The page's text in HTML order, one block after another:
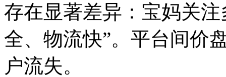
存在显著差异：宝妈关
全、物流快”。平台间价
户流失。